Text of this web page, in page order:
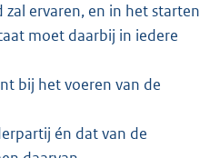
ervaren, en in het starten
moet daarbij in iedere
bij het voeren van de
én dat van de